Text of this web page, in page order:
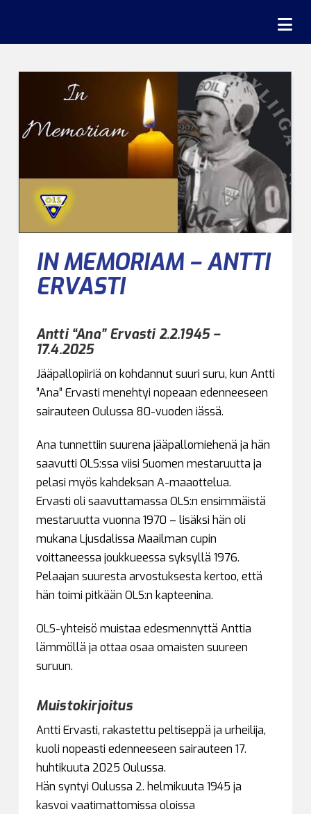
IN MEMORIAM – ANTTI
ERVASTI
Antti “Ana” Ervasti 2.2.1945 –
17.4.2025
Jääpallopiiriä on kohdannut suuri suru, kun Antti
”Ana” Ervasti menehtyi nopeaan edenneeseen
sairauteen Oulussa 80-vuoden iässä.
Ana tunnettiin suurena jääpallomiehenä ja hän
saavutti OLS:ssa viisi Suomen mestaruutta ja
pelasi myös kahdeksan A-maaottelua.
Ervasti oli saavuttamassa OLS:n ensimmäistä
mestaruutta vuonna 1970 – lisäksi hän oli
mukana Ljusdalissa Maailman cupin
voittaneessa joukkueessa syksyllä 1976.
Pelaajan suuresta arvostuksesta kertoo, että
hän toimi pitkään OLS:n kapteenina.
OLS-yhteisö muistaa edesmennyttä Anttia
lämmöllä ja ottaa osaa omaisten suureen
suruun.
Muistokirjoitus
Antti Ervasti, rakastettu peltiseppä ja urheilija,
kuoli nopeasti edenneeseen sairauteen 17.
huhtikuuta 2025 Oulussa.
Hän syntyi Oulussa 2. helmikuuta 1945 ja
kasvoi vaatimattomissa oloissa